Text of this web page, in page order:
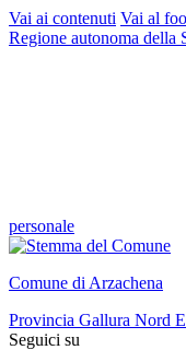
Vai ai contenuti Vai al
Regione autonoma della
personale
Comune di Arzachena
Provincia Gallura Nord
Seguici su